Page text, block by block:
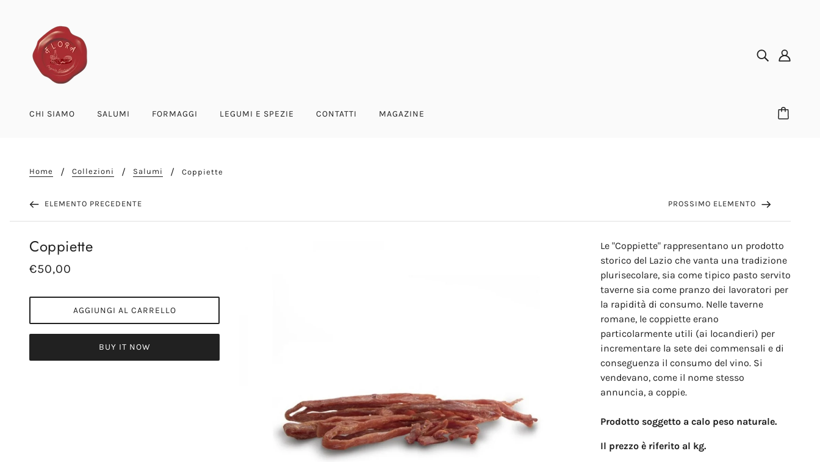
CHI SIAMO SALUMI FORMAGGI LEGUMI E SPEZIE CONTATTI MAGAZINE
Home Collezioni Salumi Coppiette
ELEMENTO PRECEDENTE PROSSIMO ELEMENTO
Coppiette
€50,00
AGGIUNGI AL CARRELLO
BUY IT NOW
Le "Coppiette" rappresentano un prodotto
storico del Lazio che vanta una tradizione
plurisecolare, sia come tipico pasto servito
taverne sia come pranzo dei lavoratori per
la rapidità di consumo. Nelle taverne
romane, le coppiette erano
particolarmente utili (ai locandieri) per
incrementare la sete dei commensali e di
conseguenza il consumo del vino. Si
vendevano, come il nome stesso
annuncia, a coppie.
Prodotto soggetto a calo peso naturale.
Il prezzo è riferito al kg.